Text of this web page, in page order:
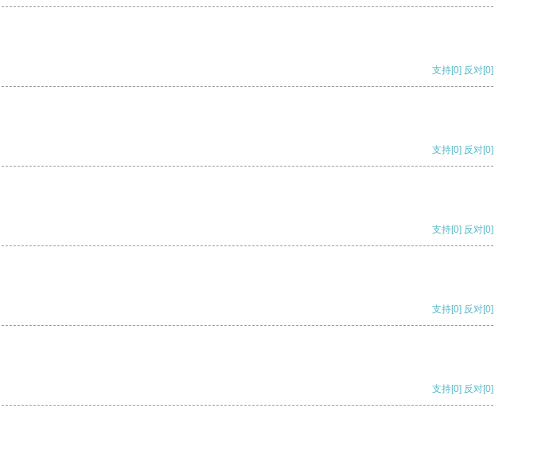
支持[0] 反对[0]
支持[0] 反对[0]
支持[0] 反对[0]
支持[0] 反对[0]
支持[0] 反对[0]